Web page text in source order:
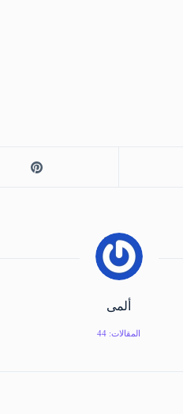
ألمى
المقالات: 44